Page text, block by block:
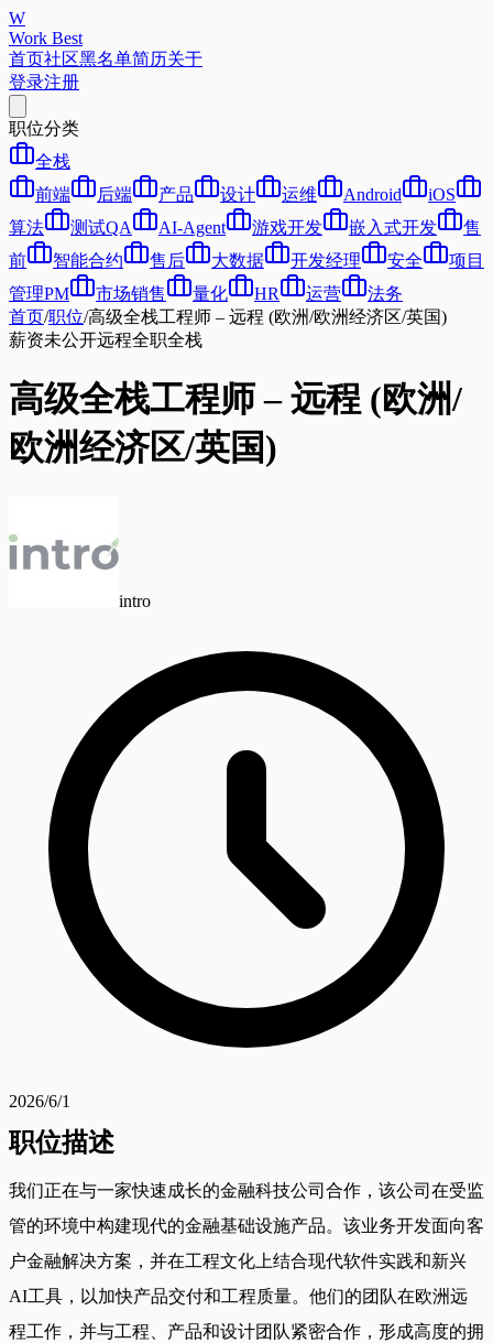
W
Work Best
首页社区黑名单简历关于
登录注册
职位分类
全栈
前端
后端 产品 设计 运维 Android
iOS
算法
测试QA AI-Agent 游戏开发 嵌入式开发
售
前
智能合约 售后 大数据 开发经理 安全
项目
管理PM
市场销售 量化 HR 运营
法务
首页/职位/高级全栈工程师 – 远程 (欧洲/欧洲经济区/英国)
薪资未公开远程全职全栈
高级全栈工程师 – 远程 (欧洲/
欧洲经济区/英国)
intro
2026/6/1
职位描述
我们正在与一家快速成长的金融科技公司合作，该公司在受监
管的环境中构建现代的金融基础设施产品。该业务开发面向客
户金融解决方案，并在工程文化上结合现代软件实践和新兴
AI工具，以加快产品交付和工程质量。他们的团队在欧洲远
程工作，并与工程、产品和设计团队紧密合作，形成高度的拥